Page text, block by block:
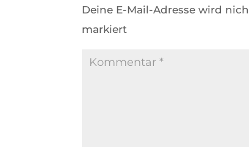
Deine E-Mail-Adresse wird
markiert